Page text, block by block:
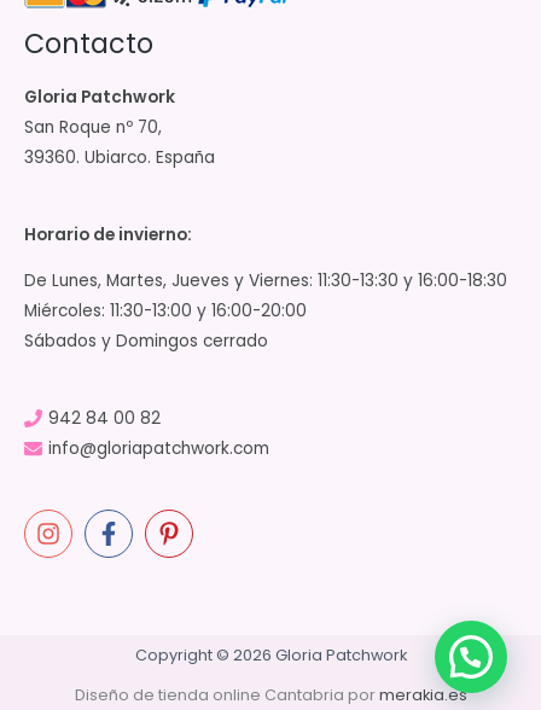
Contacto
Gloria Patchwork
San Roque nº 70,
39360. Ubiarco. España
Horario de invierno:
De Lunes, Martes, Jueves y Viernes: 11:30-13:30 y 16:00-18:30
Miércoles: 11:30-13:00 y 16:00-20:00
Sábados y Domingos cerrado
942 84 00 82
info@gloriapatchwork.com
Copyright © 2026 Gloria Patchwork
Diseño de tienda online Cantabria pormerakia.es